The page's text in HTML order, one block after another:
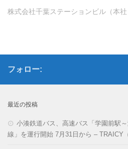
株式会社千葉ステーションビル（本社
フォロー:
最近の投稿
小湊鉄道バス、高速バス「学園前駅
線」を運行開始 7月31日から – TRAICY